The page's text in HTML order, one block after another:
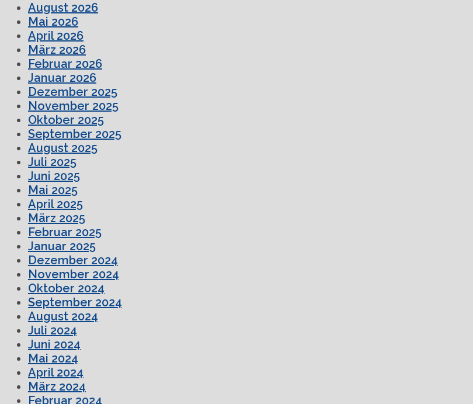
August 2026
Mai 2026
April 2026
März 2026
Februar 2026
Januar 2026
Dezember 2025
November 2025
Oktober 2025
September 2025
August 2025
Juli 2025
Juni 2025
Mai 2025
April 2025
März 2025
Februar 2025
Januar 2025
Dezember 2024
November 2024
Oktober 2024
September 2024
August 2024
Juli 2024
Juni 2024
Mai 2024
April 2024
März 2024
Februar 2024